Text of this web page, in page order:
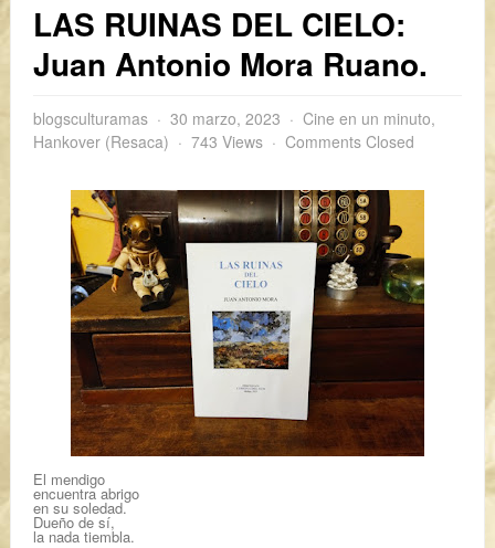
LAS RUINAS DEL CIELO:
Juan Antonio Mora Ruano.
blogsculturamas 30 marzo, 2023 Cine en un minuto,
Hankover (Resaca)
743 Views Comments Closed
El mendigo
encuentra abrigo
en su soledad.
Dueño de sí,
la nada tiembla.